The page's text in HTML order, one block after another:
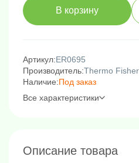
В корзину
Артикул:ER0695
Производитель:Thermo
Наличие:Под заказ
Все характеристики
Описание товара